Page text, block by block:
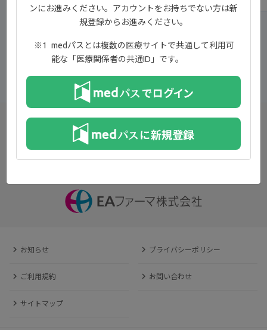
お知らせ プライバシーポリシー
ご利用規約 お問い合わせ
サイトマップ
ンにお進みください。アカウントをお持ちでない方は新
規登録からお進みください。
medパスとは複数の医療サイトで共通して利用可
能な「医療関係者の共通ID」です。